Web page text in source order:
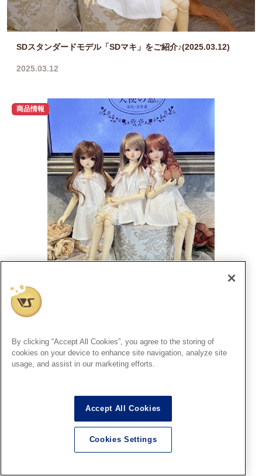
SDスタンダードモデル「SDマキ」をご紹介♪(2025.03.12)
2025.03.12
商品情報
「天使のすみか 春のフェア2025」新スタンダードモデルを展
示中です♪ (2025.3.7)
By clicking “Accept All Cookies”, you agree to the storing of
cookies on your device to enhance site navigation, analyze site
usage, and assist in our marketing efforts.
Accept All Cookies
Cookies Settings